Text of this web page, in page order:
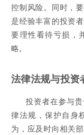
控制风险。同时，
是经验丰富的投资
要理性看待亏损，
略。
法律法规与投资
投资者在参与
律法规，保护自身
为，应及时向相关